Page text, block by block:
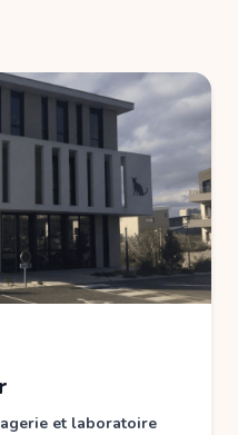
et laboratoire